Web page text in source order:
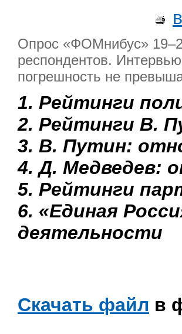
Опрос «ФОМнибус»
респондентов.
погрешность не
1. Рейтинги
2. Рейтинги В.
3. В. Путин:
4. Д. Медведев:
5. Рейтинги
6. «Единая
деятельности
Скачать файл в